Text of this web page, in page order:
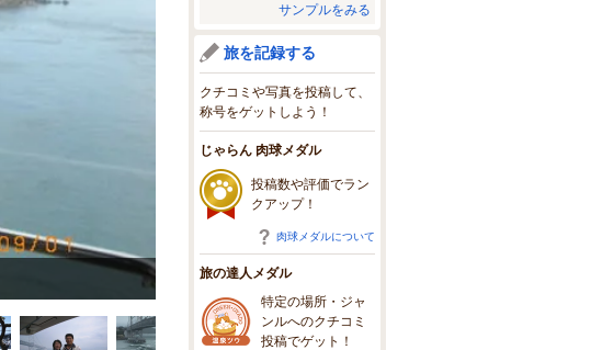
サンプルをみる
旅を記録する
クチコミや写真を投稿して、
称号をゲットしよう！
じゃらん 肉球メダル
投稿数や評価でラン
クアップ！
肉球メダルについて
旅の達人メダル
特定の場所・ジャ
ンルへのクチコミ
投稿でゲット！